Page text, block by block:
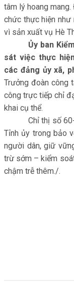
tâm lý hoang
chức thực hiện như
vì sản xuất vụ Hè
Ủy ban
sát việc thực
các đảng ủy xã,
Trưởng đoàn công
công trực tiếp chỉ
khai cụ thể.
Chỉ thị số
Tỉnh ủy trong bảo
người dân, giữ
trừ sớm – kiểm
chậm trễ thêm./.